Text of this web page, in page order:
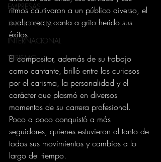
EMPRESAS
TECNOLOGIA
INTERNACIONAL
TURISMO
ritmos cautivaron a un público diverso, el
cual corea y canta a grito herido sus
éxitos.
El compositor, además de su trabajo
como cantante, brilló entre los curiosos
por el carisma, la personalidad y el
carácter que plasmó en diversos
momentos de su carrera profesional.
Poco a poco conquistó a más
seguidores, quienes estuvieron al tanto de
todos sus movimientos y cambios a lo
largo del tiempo.